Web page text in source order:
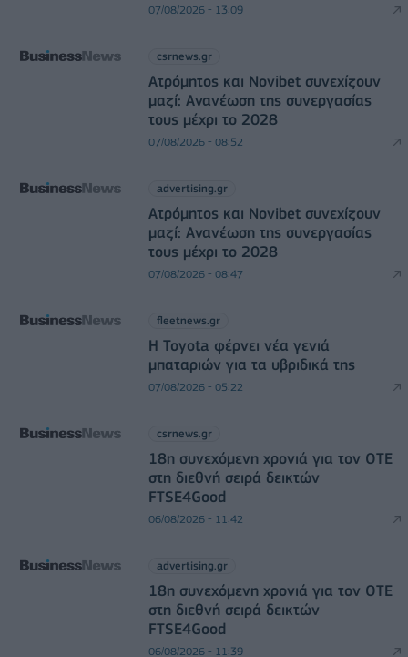
07/08/2026 - 13:09
csrnews.gr
Ατρόμητος και Novibet συνεχίζουν
μαζί: Ανανέωση της συνεργασίας
τους μέχρι το 2028
07/08/2026 - 08:52
advertising.gr
Ατρόμητος και Novibet συνεχίζουν
μαζί: Ανανέωση της συνεργασίας
τους μέχρι το 2028
07/08/2026 - 08:47
fleetnews.gr
Η Toyota φέρνει νέα γενιά
μπαταριών για τα υβριδικά της
07/08/2026 - 05:22
csrnews.gr
18η συνεχόμενη χρονιά για τον ΟΤΕ
στη διεθνή σειρά δεικτών
FTSE4Good
06/08/2026 - 11:42
advertising.gr
18η συνεχόμενη χρονιά για τον ΟΤΕ
στη διεθνή σειρά δεικτών
FTSE4Good
06/08/2026 - 11:39